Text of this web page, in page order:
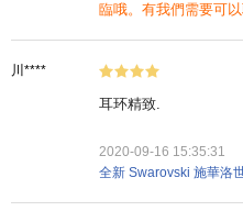
臨哦。有我們需要可
川****
耳环精致.
2020-09-16 15:35:31